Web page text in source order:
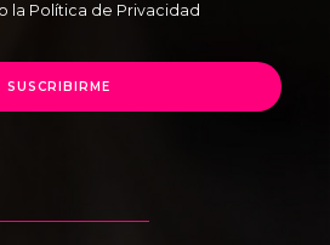
la Política de Privacidad
SUSCRIBIRME